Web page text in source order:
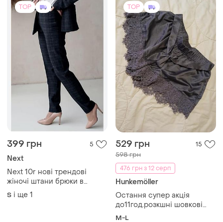
TOP
399 грн 5
Next
Next 10r нові трендові
жіночі штани брюки в
клітинку низька посадка у
складі вовна шерсть базові
S і ще 1
TOP
529 грн 15
598 грн
476 грн з 12 серп
Hunkemöller
Остання супер акція
до11год.розкшні шовкові
ажурні у білзняному стилі з
M-L